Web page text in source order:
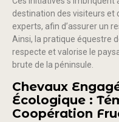
destination des visiteurs et
experts, afin d’assurer un
Ainsi, la pratique équestre
respecte et valorise le
brute de la péninsule.
Chevaux
Écologique :
Coopération